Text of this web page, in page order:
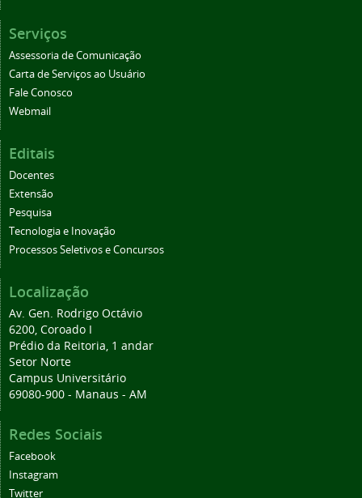
Serviços
Assessoria de Comunicação
Carta de Serviços ao Usuário
Fale Conosco
Webmail
Editais
Docentes
Extensão
Pesquisa
Tecnologia e Inovação
Processos Seletivos e Concursos
Localização
Av. Gen. Rodrigo Octávio
6200, Coroado I
Prédio da Reitoria, 1 andar
Setor Norte
Campus Universitário
69080-900 - Manaus - AM
Redes Sociais
Facebook
Instagram
Twitter